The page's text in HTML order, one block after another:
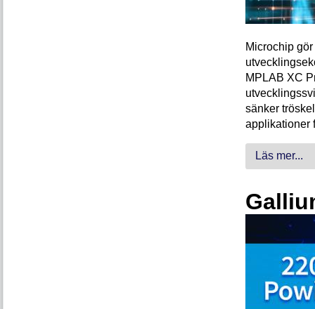
Microchip
MPLAB XC
sänker
applikationer
Läs mer...